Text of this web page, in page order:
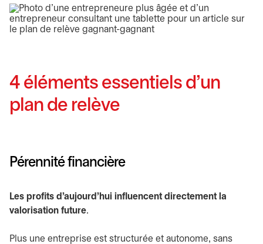
4 éléments essentiels d’un
plan de relève
Pérennité financière
Les profits d’aujourd’hui influencent directement la
valorisation future.
Plus une entreprise est structurée et autonome, sans